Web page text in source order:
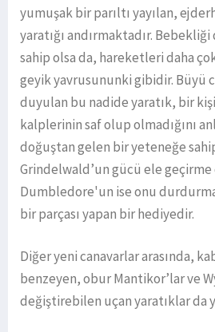
yumuşak bir parıltı yayılan,
yaratığı andırmaktadır.
sahip olsa da, hareketleri daha
geyik yavrusununki gibidir. Büyü
duyulan bu nadide yaratık, bir
kalplerinin saf olup olmadığını
doğuştan gelen bir yeteneğe
Grindelwald’un gücü ele geçirme
Dumbledore'un ise onu durdurma
bir parçası yapan bir hediyedir.
Diğer yeni canavarlar arasında,
benzeyen, obur Mantikor’lar ve
değiştirebilen uçan yaratıklar da